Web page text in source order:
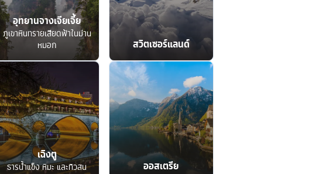
อุทยานจางเจียเจี้ย
ภูเขาหินทรายเสียดฟ้าในม่าน
หมอก
เฉิงตู
ธารน้ำแข็ง หิมะ และทิวสน
สวิตเซอร์แลนด์
ออสเตรีย